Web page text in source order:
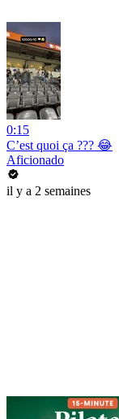
0:15
C’est quoi ça ??? 😂
Aficionado
il y a 2 semaines